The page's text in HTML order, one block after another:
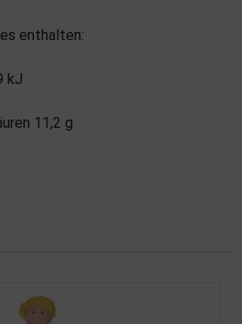
enthalten:
kJ
11,2 g